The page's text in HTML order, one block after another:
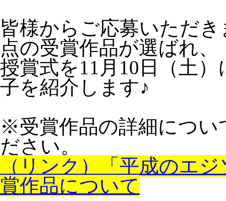
皆様からご応募いただ
点の受賞作品が選ばれ、
授賞式を11月10日（土
子を紹介します♪
※受賞作品の詳細につい
ださい。
（リンク）「平成のエ
賞作品について